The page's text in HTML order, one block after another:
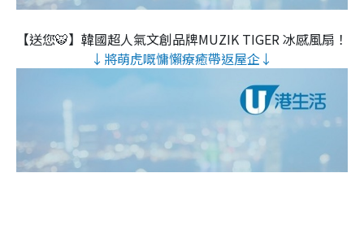
【送您🐯】韓國超人氣文創品牌MUZIK TIGER 冰感風扇！
↓將萌虎嘅慵懶療癒帶返屋企↓